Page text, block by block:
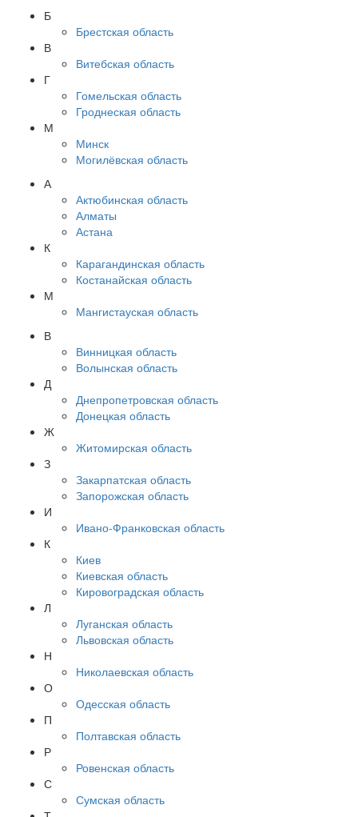
Б
Брестская область
В
Витебская область
Г
Гомельская область
Гроднеская область
М
Минск
Могилёвская область
А
Актюбинская область
Алматы
Астана
К
Карагандинская область
Костанайская область
М
Мангистауская область
В
Винницкая область
Волынская область
Д
Днепропетровская область
Донецкая область
Ж
Житомирская область
З
Закарпатская область
Запорожская область
И
Ивано-Франковская область
К
Киев
Киевская область
Кировоградская область
Л
Луганская область
Львовская область
Н
Николаевская область
О
Одесская область
П
Полтавская область
Р
Ровенская область
С
Сумская область